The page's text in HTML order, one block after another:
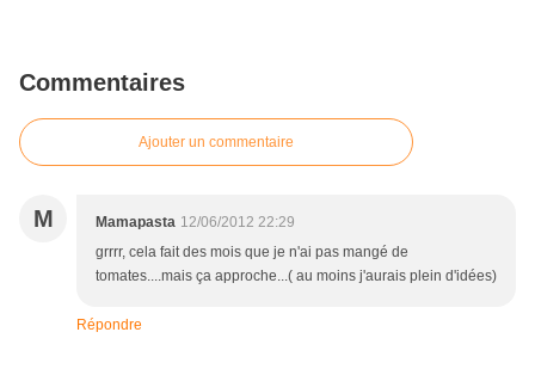
Commentaires
Ajouter un commentaire
M Mamapasta 12/06/2012 22:29
grrrr, cela fait des mois que je n'ai pas mangé de
tomates....mais ça approche...( au moins j'aurais plein d'idées)
Répondre